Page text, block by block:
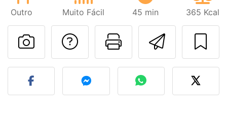
Outro Muito Fácil 45 min 365 Kcal
Imprima
Falar com o autor
Fez esta receita?